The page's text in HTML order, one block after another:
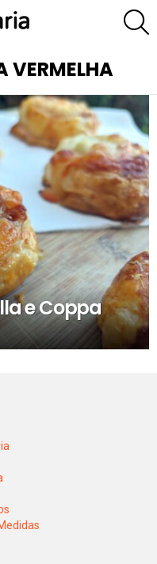
VERMELHA
e Coppa